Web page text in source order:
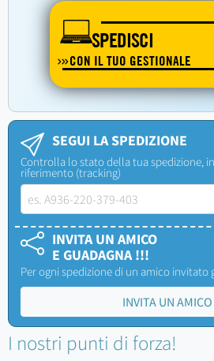
SPEDISCI
CON IL TUO GESTIONALE
SEGUI LA SPEDIZIONE
Controlla lo stato della tua spedizione,
riferimento (tracking)
INVITA UN AMICO
E GUADAGNA !!!
Per ogni spedizione di un amico invitato
INVITA UN AMICO
I nostri punti di forza!